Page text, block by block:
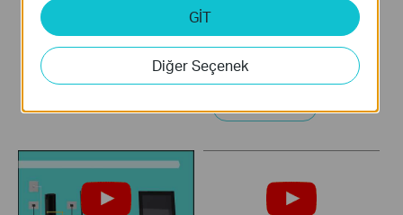
This video will show you how to set up PPTP VPN on a TP-Link Wi-Fi router. For more information, visit www.tp-link.com/support
Daha Fazla If you can’t access the internet using a DSL modem and TP-Link router, this video can help you solve the problem.
GİT
Diğer Seçenek